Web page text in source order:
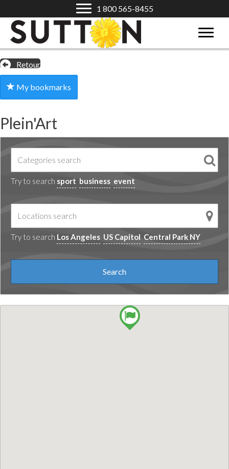
1 800 565-8455
Retour
My bookmarks
Plein'Art
Try to search sport business event
Try to search Los Angeles US Capitol Central Park NY